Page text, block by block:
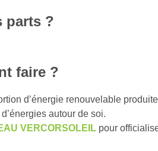
parts ?
faire ?
d’énergie renouvelable
autour de soi.
VERCORSOLEIL pour